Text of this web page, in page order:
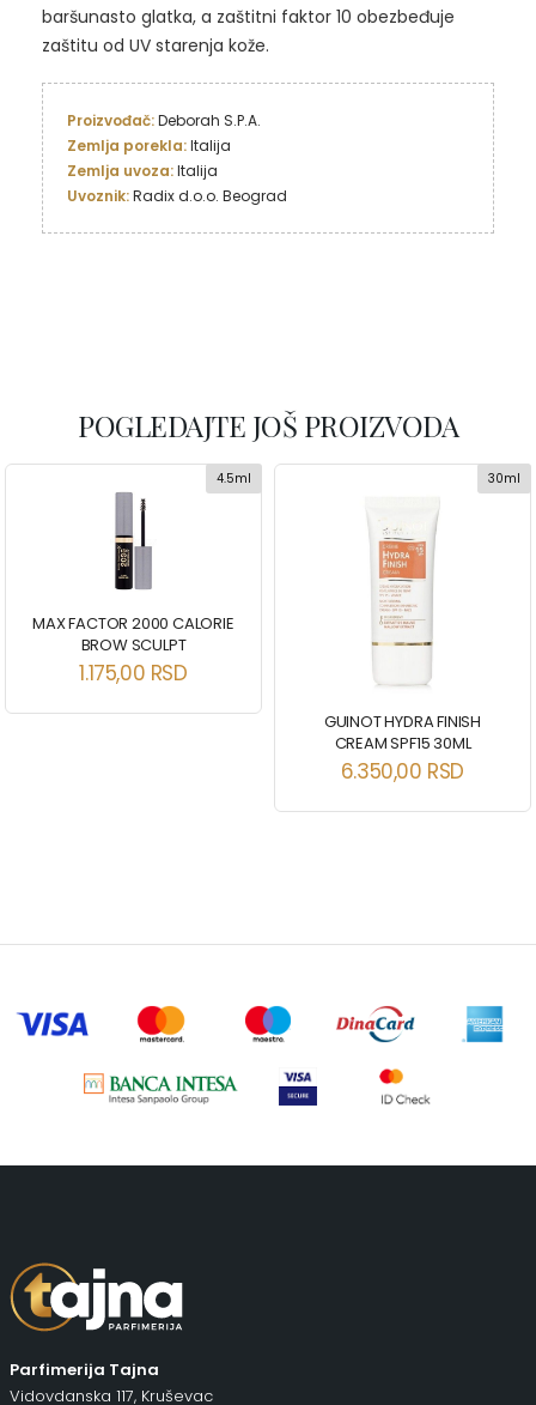
baršunasto glatka, a zaštitni faktor 10 obezbeđuje
zaštitu od UV starenja kože.
Proizvođač:
Zemlja porekla:
Zemlja uvoza:
Uvoznik: Radix d.o.o. Beograd
POGLEDAJTE JOŠ PROIZVODA
4.5ml
MAX FACTOR 2000 CALORIE
BROW SCULPT
1.175,00 RSD
30ml
GUINOT HYDRA FINISH
CREAM SPF15 30ML
6.350,00 RSD
Parfimerija Tajna
Vidovdanska 117, Kruševac